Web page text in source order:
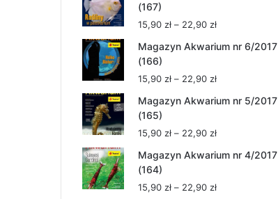
(167)
15,90 zł – 22,90 złZakres
od
do
22,90 zł
Magazyn Akwarium nr 6/2017
(166)
15,90 zł – 22,90 złZakres
od
do
22,90 zł
Magazyn Akwarium nr 5/2017
(165)
15,90 zł – 22,90 złZakres
od
do
Magazyn Akwarium nr 4/2017
(164)
15,90 zł – 22,90 złZakres